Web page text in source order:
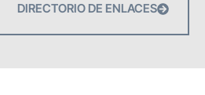
DIRECTORIO DE ENLACES